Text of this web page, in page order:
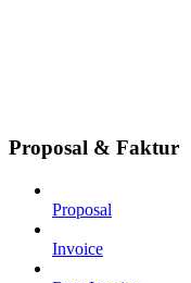
Proposal & Faktur
Proposal
Invoice